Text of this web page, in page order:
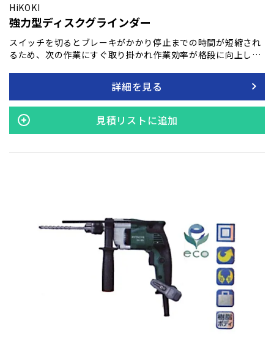
HiKOKI
強力型ディスクグラインダー
スイッチを切るとブレーキがかかり停止までの時間が短縮され
るため、次の作業にすぐ取り掛かれ作業効率が格段に向上しま
す。 ※スイッチを入れた直後にスイッチを切ると（1秒以内）
先端工具の脱落防止のため、ブレーキが働きません。 モーター
の急激な回転低下を監視することで、瞬時にモーターを停止し
反動（キックバック）を軽減します。 スイッチがONの状態で
の事故防止に役立ちます。
詳細を見る
見積リストに追加